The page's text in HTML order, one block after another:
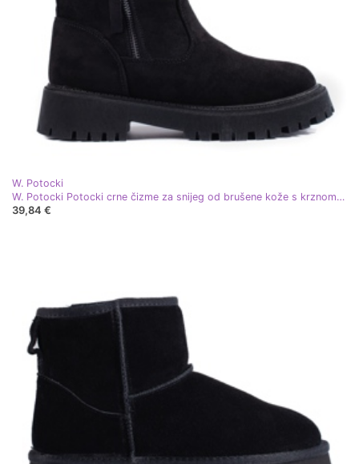
W. Potocki
W. Potocki Potocki crne čizme za snijeg od brušene kože s krznom crna
39,84 €